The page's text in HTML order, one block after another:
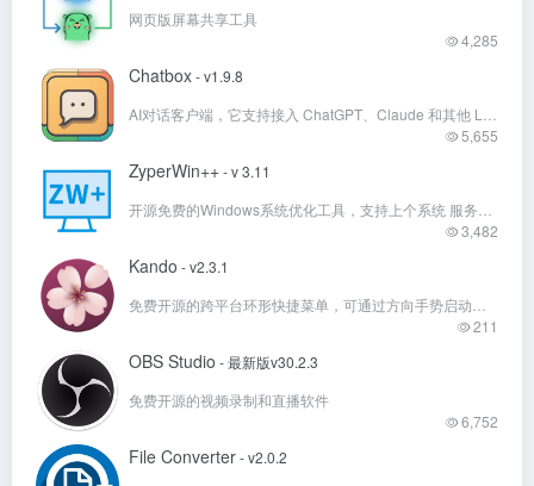
网页版屏幕共享工具
4,285
Chatbox- v1.9.8
5,655
ZyperWin++- v 3.11
3,482
Kando - v2.3.1
211
OBS Studio - 最新版v30.2.3
免费开源的视频录制和直播软件
6,752
File Converter- v2.0.2